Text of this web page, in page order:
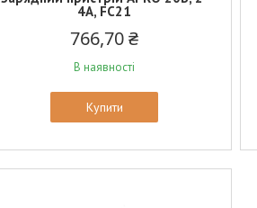
4А, FC21
766,70 ₴
В наявності
Купити